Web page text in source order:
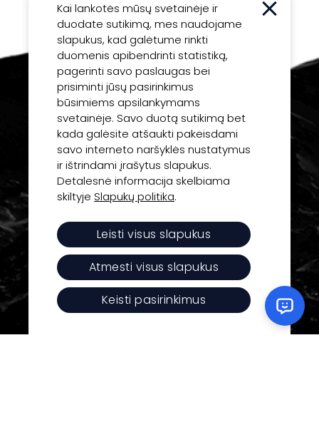
UAB “Daisoras”
Įm. kodas: 125430270
PVM kodas: LT254302716
J. Basanavičiaus g. 1, LT-01118 Vilnius
Inovatyvios idėjos ir technologijos jūsų verslo
sėkmei.
Kai lankotės mūsų svetainėje ir
duodate sutikimą, mes naudojame
slapukus, kad galėtume rinkti
duomenis apibendrinti statistiką,
pagerinti savo paslaugas bei
prisiminti jūsų pasirinkimus
būsimiems apsilankymams
svetainėje. Savo duotą sutikimą bet
kada galėsite atšaukti pakeisdami
savo interneto naršyklės nustatymus
ir ištrindami įrašytus slapukus.
Detalesnė informacija skelbiama
skiltyje Slapukų politika.
Leisti visus slapukus
Atmesti visus slapukus
Keisti pasirinkimus